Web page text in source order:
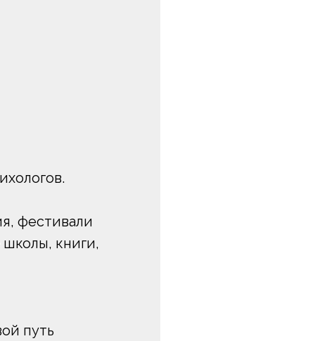
фестивали
книги,
путь